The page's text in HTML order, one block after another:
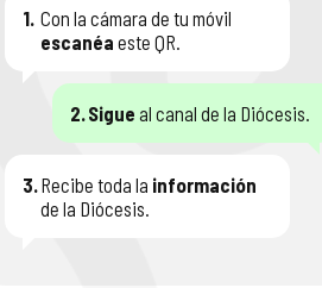
1. Con la cámara de tu móvil
escanéa este QR.
2.Sigue al canal de la Diócesis.
3.Recibe toda la información
de la Diócesis.